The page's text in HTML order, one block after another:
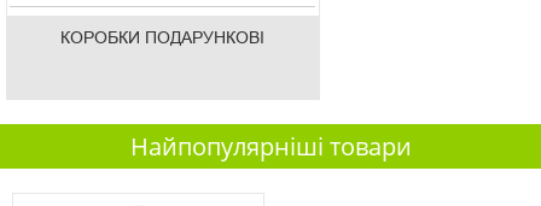
КОРОБКИ ПОДАРУНКОВІ
Найпопулярніші товари